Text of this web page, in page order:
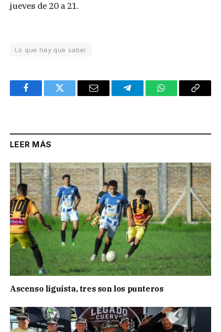
jueves de 20 a 21.
Lo que hay que saber
FacebookTwitter Email TelegramWhatsAppCopy
LEER MÁS
Ascenso liguista, tres son los punteros